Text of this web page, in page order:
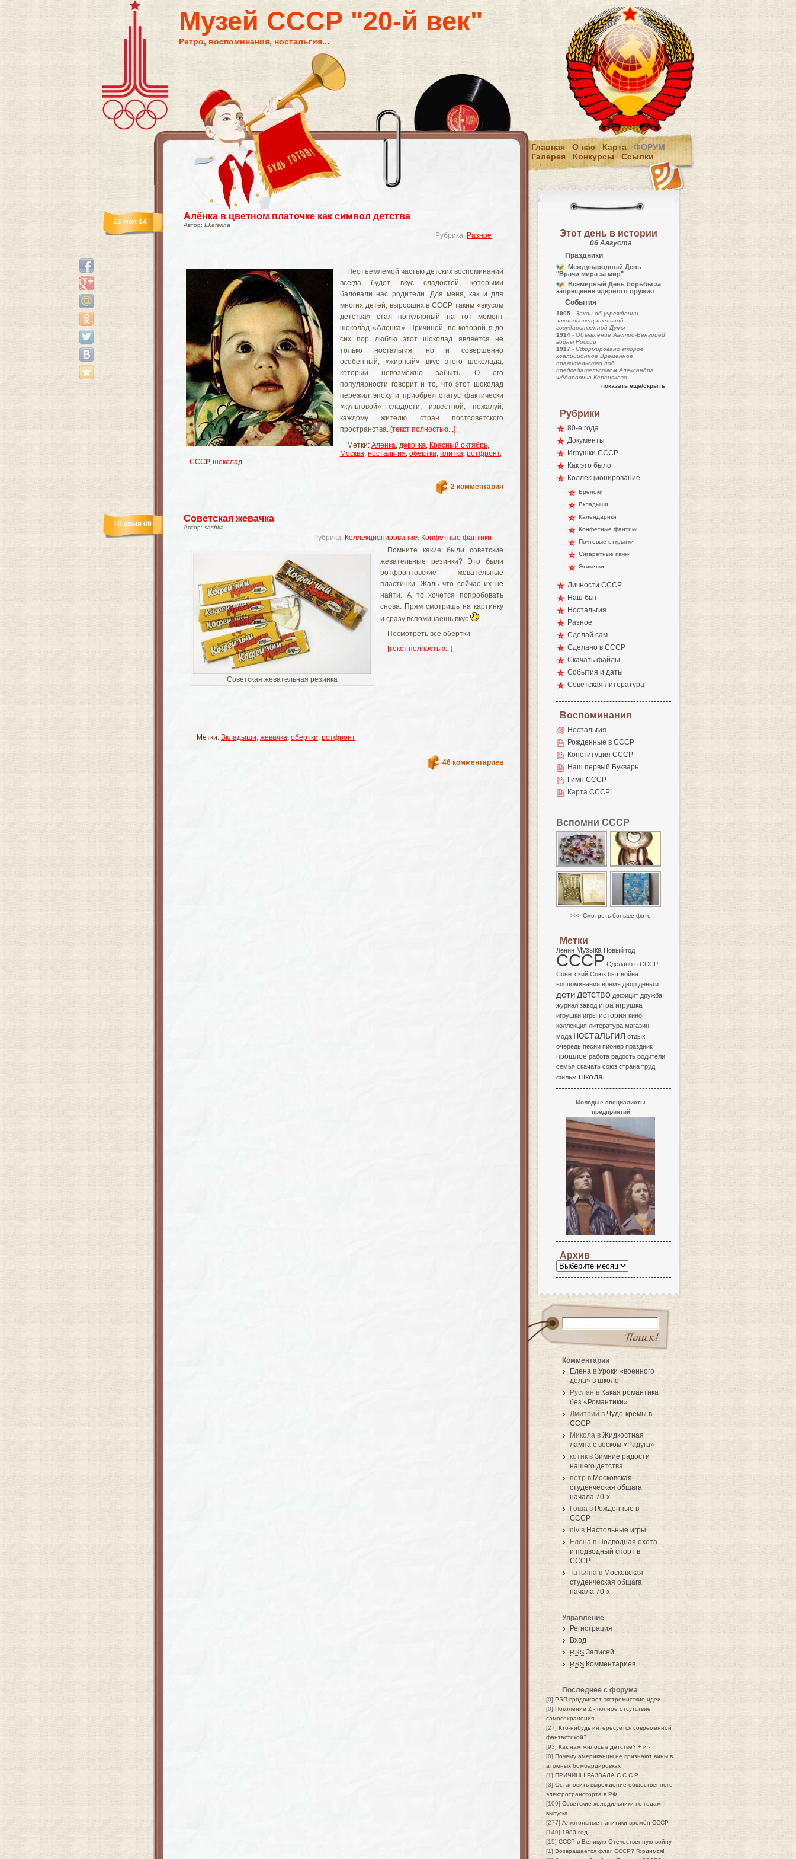
Музей СССР "20-й век"
Ретро, воспоминания, ностальгия...
Главная О нас Карта
ФОРУМ
Галерея
Конкурсы Ссылки
Алёнка в цветном платочке как символ детства
Автор: Ekaterina
Рубрика: Разное
13 Ноя 14
Неотъемлемой частью детских воспоминаний
всегда будет вкус сладостей, которыми
баловали нас родители. Для меня, как и для
многих детей, выросших в СССР таким «вкусом
детства» стал популярный на тот момент
шоколад «Аленка». Причиной, по которой я до
сих пор люблю этот шоколад является не
только ностальгия, но и совершенно
особенный, «жирный» вкус этого шоколада,
который невозможно забыть. О его
популярности говорит и то, что этот шоколад
пережил эпоху и приобрел статус фактически
«культовой» сладости, известной, пожалуй,
каждому жителю стран постсоветского
пространства. [текст полностью...]
Метки: Аленка, девочка, Красный октябрь,
Москва, ностальгия, обертка, плитка, ротфронт,
СССР, шоколад
2 комментария
Советская жевачка
Автор: sashka
Рубрика: Коллекционирование, Конфетные фантики
18 июня 09
Советская жевательная резинка
Помните какие были советские
жевательные резинки? Это были
ротфронтовские жевательные
пластинки. Жаль что сейчас их не
найти. А то хочется попробовать
снова. Прям смотришь на картинку
и сразу вспоминаешь вкус
Посмотреть все обертки
[текст полностью...]
Метки: Вкладыши, жевачка, обертки, ротфронт
46 комментариев
Этот день в истории
06 Августа
Праздники
Международный День
"Врачи мира за мир"
Всемирный День борьбы за
запрещение ядерного оружия
События
1905 - Закон об учреждении
законосовещательной
государственной Думы
1914 - Объявление Австро-Венгрией
войны России
1917 - Сформировано второе
коалиционное Временное
правительство под
председательством Александра
Фёдоровича Керенского
показать еще/скрыть
Рубрики
80-е года
Документы
Игрушки СССР
Как это было
Коллекционирование
Брелоки
Вкладыши
Календарики
Конфетные фантики
Почтовые открытки
Сигаретные пачки
Этикетки
Личности СССР
Наш быт
Ностальгия
Разное
Сделай сам
Сделано в СССР
Скачать файлы
События и даты
Советская литература
Воспоминания
Ностальгия
Рожденные в СССР
Конституция СССР
Наш первый Букварь
Гимн СССР
Карта СССР
Вспомни СССР
>>> Смотреть больше фото
Метки
Ленин Музыка Новый год
СССР Сделано в СССР
Советский Союз быт война
воспоминания время двор деньги
дети детство дефицит дружба
журнал завод игра игрушка
игрушки игры история кино
коллекция литература магазин
мода ностальгия отдых
очередь песни пионер праздник
прошлое работа радость родители
семья скачать союз страна труд
фильм школа
Молодые специалисты
предприятий
Архив
Комментарии
Елена в Уроки «военного
дела» в школе
Руслан в Какая романтика
без «Романтики»
Дмитрий в Чудо-кремы в
СССР
Микола в Жидкостная
лампа с воском «Радуга»
котик в Зимние радости
нашего детства
петр в Московская
студенческая общага
начала 70-х
Гоша в Рожденные в
СССР
niv в Настольные игры
Елена в Подводная охота
и подводный спорт в
СССР
Татьяна в Московская
студенческая общага
начала 70-х
Управление
Регистрация
Вход
RSS Записей
RSS Комментариев
Последнее с форума
[0] РЭП продвигает экстремисткие идеи
[0] Поколение Z - полное отсутствие
самосохранения
[27] Кто-нибудь интересуется современной
фантастикой?
[93] Как нам жилось в детстве? + и -
[0] Почему американцы не признают вины в
атомных бомбардировках
[1] ПРИЧИНЫ РАЗВАЛА С С С Р
[3] Остановить вырождение общественного
электротранспорта в РФ
[109]Советские холодильники по годам
выпуска
[277] Алкогольные напитики времён СССР
[140] 1983 год.
[15] СССР в Великую Отечественную войну
[1] Возвращается флаг СССР? Гордимся!